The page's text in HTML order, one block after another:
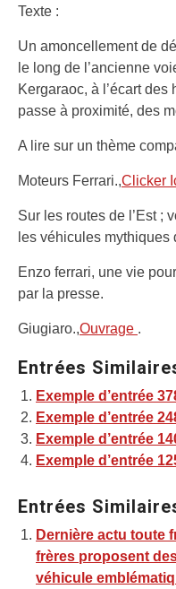
Texte :
Un amoncellement de
le long de l’ancienne
Kergaraoc, à l’écart
passe à proximité, des
A lire sur un thème
Moteurs Ferrari.,Clicker
Sur les routes de l’Est ;
les véhicules mythiques
Enzo ferrari, une vie
par la presse.
Giugiaro.,Ouvrage .
Entrées
Exemple d’entrée
Exemple d’entrée
Exemple d’entrée
Exemple d’entrée
Entrées
Dernière actu toute
frères proposent
véhicule